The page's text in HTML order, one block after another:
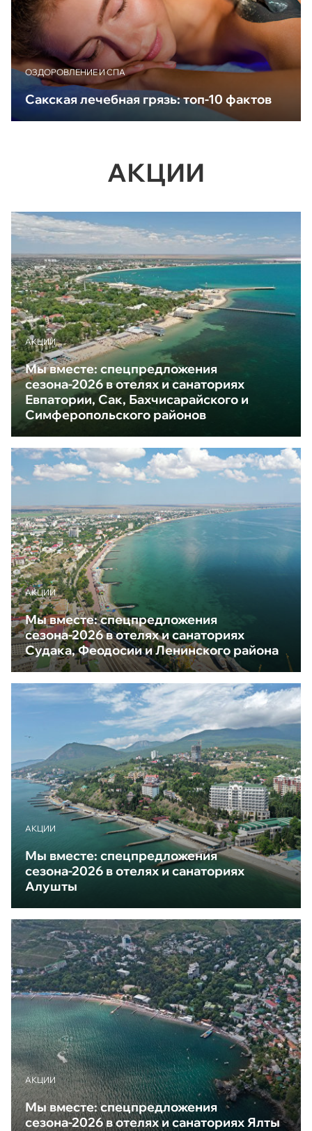
ОЗДОРОВЛЕНИЕ И СПА
Сакская лечебная грязь: топ-10 фактов
АКЦИИ
АКЦИИ
Мы вместе: спецпредложения
сезона-2026 в отелях и санаториях
Евпатории, Сак, Бахчисарайского и
Симферопольского районов
АКЦИИ
Мы вместе: спецпредложения
сезона-2026 в отелях и санаториях
Судака, Феодосии и Ленинского района
АКЦИИ
Мы вместе: спецпредложения
сезона-2026 в отелях и санаториях
Алушты
АКЦИИ
Мы вместе: спецпредложения
сезона-2026 в отелях и санаториях Ялты